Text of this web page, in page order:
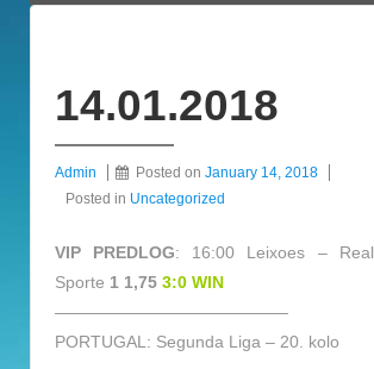
14.01.2018
Admin Posted on January 14, 2018
Posted in Uncategorized
VIP PREDLOG: 16:00 Leixoes – Real
Sporte 1 1,75 3:0 WIN
——————————————
PORTUGAL: Segunda Liga – 20. kolo